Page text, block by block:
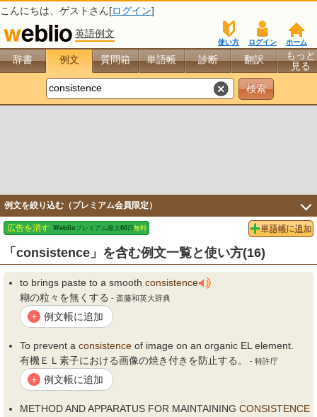
こんにちは、 ゲスト さん[ログイン]
英語例文
ホーム
ログイン
使い方
辞書 例文 質問箱 単語帳 診断 翻訳
もっと
見る
例文を絞り込む（プレミアム会員限定）
「consistence」を含む例文一覧と使い方(16)
to brings paste to a smooth consistence
糊の粒々を無くする - 斎藤和英大辞典
+ 例文帳に追加
To prevent a consistence of image on an organic EL element.
有機ＥＬ素子における画像の焼き付きを防止する。
- 特許庁
+ 例文帳に追加
METHOD AND APPARATUS FOR MAINTAINING CONSISTENCE